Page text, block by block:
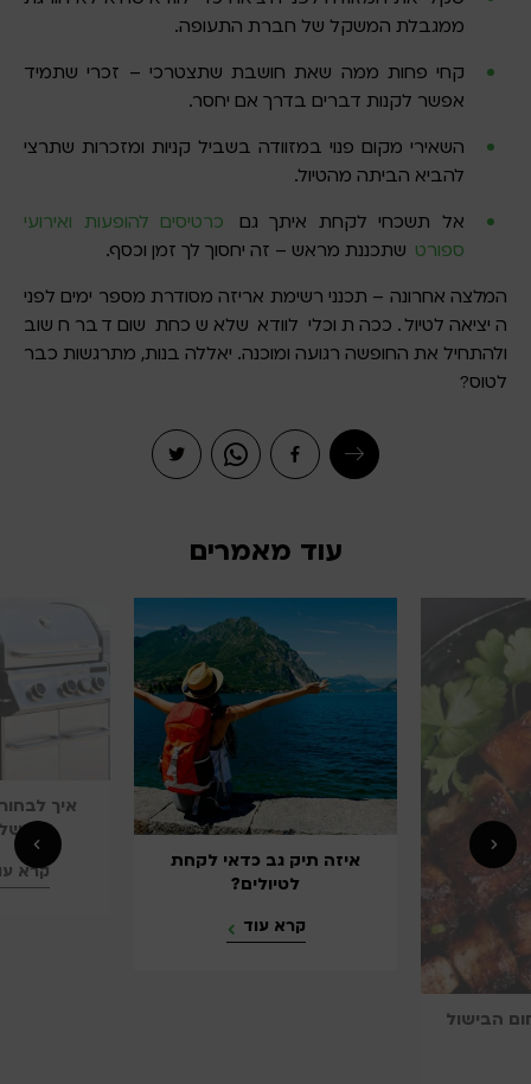
ממגבלת המשקל של חברת התעופה.
קחי פחות ממה שאת חושבת שתצטרכי – זכרי שתמיד
אפשר לקנות דברים בדרך אם יחסר.
השאירי מקום פנוי במזוודה בשביל קניות ומזכרות שתרצי
להביא הביתה מהטיול.
אל תשכחי לקחת איתך גם
כרטיסים להופעות ואירועי
ספורט שתכננת מראש – זה יחסוך לך זמן וכסף.
המלצה אחרונה – תכנני רשימת אריזה מסודרת מספר ימים לפני
היציאה לטיול. ככה תוכלי לוודא שלא שכחת שום דבר חשוב
ולהתחיל את החופשה רגועה ומוכנה. יאללה בנות, מתרגשות כבר
לטוס?
עוד מאמרים
איזה תיק גב כדאי לקחת
איך לבחור גריל גז
מושלם?